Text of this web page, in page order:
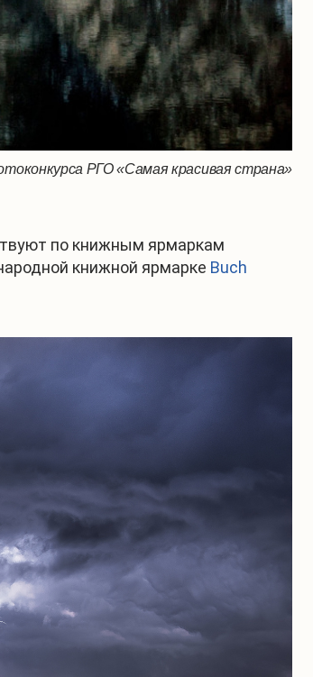
РГО «Самая красивая страна»
по книжным ярмаркам
книжной ярмарке Buch